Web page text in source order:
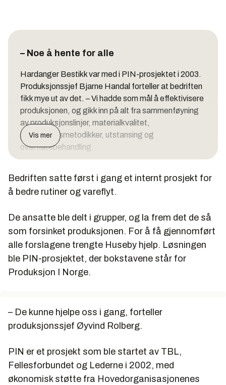
– Noe å hente for alle
Hardanger Bestikk var med i PIN-prosjektet i 2003.
Produksjonssjef Bjarne Handal forteller at bedriften
fikk mye ut av det. – Vi hadde som mål å effektivisere
produksjonen, og gikk inn på alt fra sammenføyning
av produksjonslinjer, materialkvalitet,
produksjonsmetodikker, utstansing og
overflatebehandling.
kuttet, noe bedriften sparte mye penger på. Handal
tror det vil være noe å hente for alle bedrifter som blir
lavkostland, er det nødvendig å gå i seg selv og
automatisere og rasjonalisere så godt du kan. Da er
det godt å få hjelp av andre, og få nye øyne inn i
produksjonen, forteller Handal.
Han fikk både tips og støtte til egne ideer. I tillegg
møte konkurransen. – Det var mye å hente for oss,
sier han.
Vis mer
Bedriften satte først i gang et internt prosjekt for
å bedre rutiner og vareflyt.
De ansatte ble delt i grupper, og la frem det de så
som forsinket produksjonen. For å få gjennomført
alle forslagene trengte Huseby hjelp. Løsningen
ble PIN-prosjektet, der bokstavene står for
Produksjon I Norge.
– De kunne hjelpe oss i gang, forteller
produksjonssjef Øyvind Rolberg.
PIN er et prosjekt som ble startet av TBL,
Fellesforbundet og Lederne i 2002, med
økonomisk støtte fra Hovedorganisasjonenes